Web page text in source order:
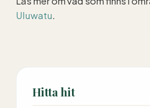
Uluwatu
Hitta hit